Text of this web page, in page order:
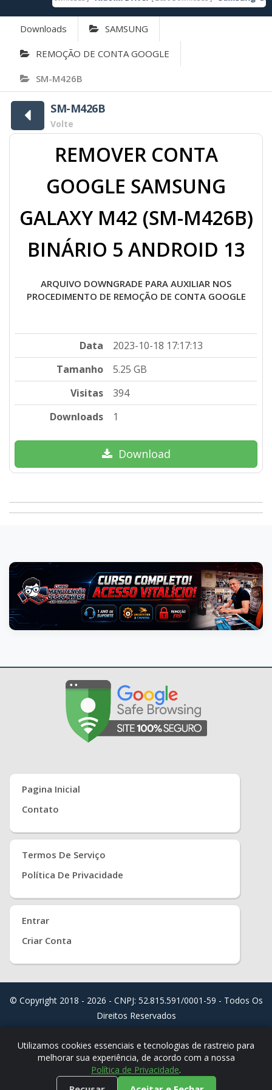
Downloads SAMSUNG
REMOÇÃO DE CONTA GOOGLE
SM-M426B
SM-M426B
Volte
REMOVER CONTA
GOOGLE SAMSUNG
GALAXY M42 (SM-M426B)
BINÁRIO 5 ANDROID 13
ARQUIVO DOWNGRADE PARA AUXILIAR NOS
PROCEDIMENTO DE REMOÇÃO DE CONTA GOOGLE
Data
2023-10-18 17:17:13
Tamanho
5.25 GB
Visitas
394
Downloads
1
Download
Pagina Inicial
Contato
Termos De Serviço
Política De Privacidade
Entrar
Criar Conta
© Copyright 2018 - 2026 - CNPJ: 52.815.591/0001-59 - Todos Os
Direitos Reservados
Utilizamos cookies essenciais e tecnologias de rastreio para
melhorar sua experiência, de acordo com a nossa
Política de Privacidade.